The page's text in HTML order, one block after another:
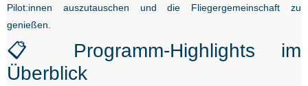
Pilot:innen auszutauschen und die Fliegergemeinschaft zu
genießen.
📋 Programm-Highlights im
Überblick